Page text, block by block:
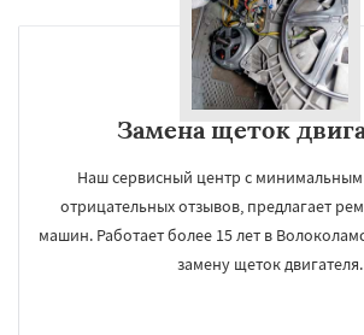
Замена щеток
Наш сервисный центр с минимальным
отрицательных отзывов, предлагает
машин. Работает более 15 лет в
замену щеток двигателя.